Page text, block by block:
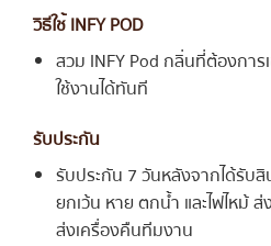
วิธีใช้ INFY POD
สวม INFY Pod กลิ่นที่ต้องการ
ใช้งานได้ทันที
รับประกัน
รับประกัน 7 วันหลังจากได้รั
ยกเว้น หาย ตกน้ำ และไฟไหม้
ส่งเครื่องคืนทีมงาน